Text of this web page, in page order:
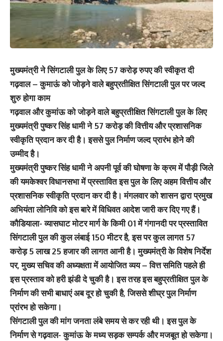
मुख्यमंत्री ने सिंगटाली पुल के लिए 57 करोड़ रुपए की स्वीकृत दी
गढ़वाल – कुमाऊं को जोड़ने वाले बहुप्रतीक्षित सिंगटाली पुल पर जल्द
शुरु होगा काम
गढ़वाल और कुमांऊ को जोड़ने वाले बहुप्रतीक्षित सिंगटाली पुल के लिए
मुख्यमंत्री पुष्कर सिंह धामी ने 57 करोड़ की वित्तीय और प्रशासनिक
स्वीकृति प्रदान कर दी है। इससे पुल निर्माण जल्द प्रारंभ होने की
उम्मीद है।
मुख्यमंत्री पुष्कर सिंह धामी ने अपनी पूर्व की घोषणा के क्रम में पौड़ी जिले
की यमकेश्वर विधानसभा में प्रस्तावित इस पुल के लिए अहम वित्तीय और
प्रशासनिक स्वीकृति प्रदान कर दी है। मंगलवार को शासन द्वारा प्रमुख
अभियंता लोनिवि को इस बारे में विधिवत आदेश जारी कर दिए गए हैं।
कौडियाला- व्यासघाट मोटर मार्ग के किमी 01 में गंगानदी पर प्रस्तावित
सिंगटाली पुल की कुल लंबाई 150 मीटर है, इस पर कुल लागत 57
करोड़ 5 लाख 25 हजार की लागत आनी है। मुख्यमंत्री के विशेष निर्देश
पर, मुख्य सचिव की अध्यक्षता में आयोजित व्यय – वित्त समिति पहले ही
इस प्रस्ताव को हरी झंडी दे चुकी है। इस तरह इस बहुप्रतीक्षित पुल के
निर्माण की सभी बाधाएं अब दूर हो चुकी है, जिससे शीघ्र पुल निर्माण
प्रांरभ हो सकेगा।
सिंगटाली पुल की मांग जनता लंबे समय से कर रही थी। इस पुल के
निर्माण से गढ़वाल- कुमांऊ के मध्य सड़क सम्पर्क और मजबूत हो सकेगा।